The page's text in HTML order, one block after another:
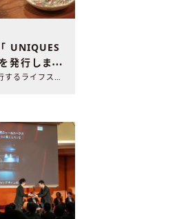
発行しまし
nuリノベーションが発行するライフスタイルマガジン「UNIQ..